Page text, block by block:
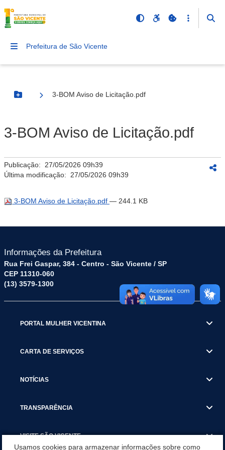
Prefeitura de São Vicente
Botão Menu
3-BOM Aviso de Licitação.pdf
3-BOM Aviso de Licitação.pdf
Publicação: 27/05/2026 09h39
Última modificação: 27/05/2026 09h39
3-BOM Aviso de Licitação.pdf — 244.1 KB
Informações da Prefeitura
Rua Frei Gaspar, 384 - Centro - São Vicente / SP
CEP 11310-060
(13) 3579-1300
PORTAL MULHER VICENTINA
CARTA DE SERVIÇOS
NOTÍCIAS
TRANSPARÊNCIA
VISITE SÃO VICENTE
Usamos cookies para armazenar informações sobre como